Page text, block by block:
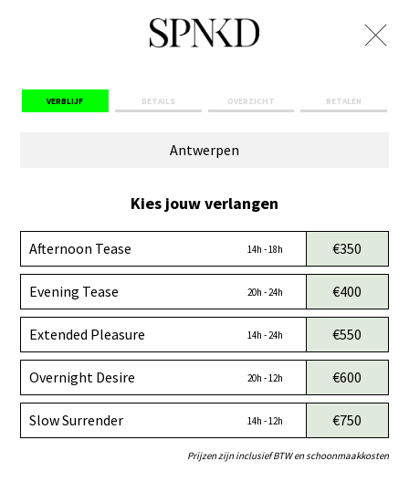
VERBLIJF DETAILS OVERZICHT BETALEN
Antwerpen
Kies jouw verlangen
Afternoon Tease 14h - 18h €350
Evening Tease 20h - 24h €400
Extended Pleasure 14h - 24h €550
Overnight Desire 20h - 12h €600
Slow Surrender 14h - 12h €750
Prijzen zijn inclusief BTW en schoonmaakkosten